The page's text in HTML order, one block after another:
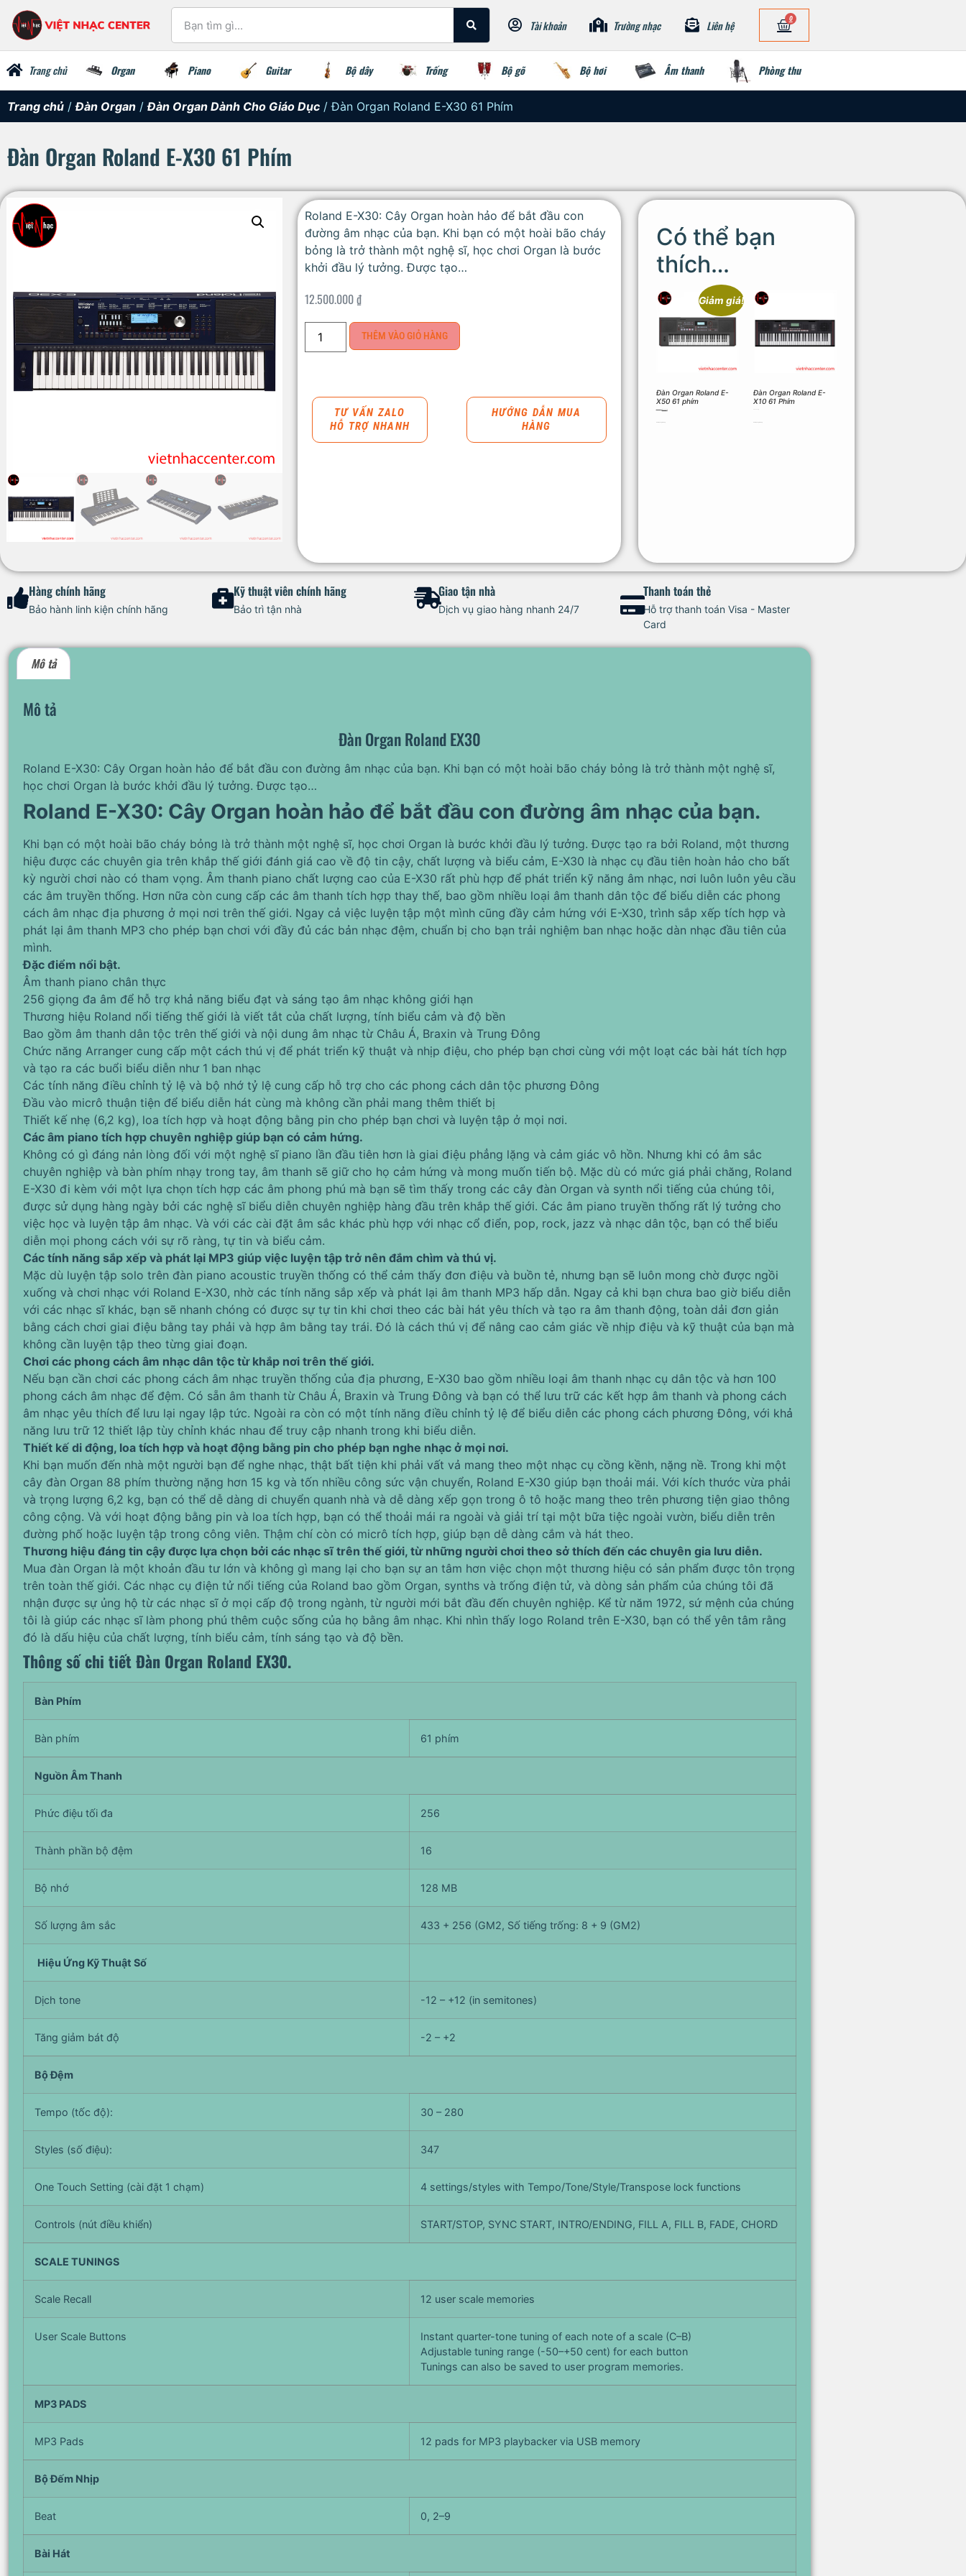
Tài khoản Trường nhạc Liên hệ 0
Trang chủ Organ Piano Guitar Bộ dây Trống Bộ gõ Bộ hơi Âm thanh Phòng thu
Trang chủ /Đàn Organ /Đàn Organ Dành Cho Giáo Dục / Đàn Organ Roland E-X30 61 Phím
Đàn Organ Roland E-X30 61 Phím
Roland E-X30: Cây Organ hoàn hảo để bắt đầu con
đường âm nhạc của bạn. Khi bạn có một hoài bão cháy
bỏng là trở thành một nghệ sĩ, học chơi Organ là bước
khởi đầu lý tưởng. Được tạo…
12.500.000₫
THÊM VÀO GIỎ HÀNG
TƯ VẤN ZALO
HỖ TRỢ NHANH
HƯỚNG DẪN MUA
HÀNG
Có thể bạn
thích…
Giảm giá!
Đàn Organ Roland E-
X50 61 phím
Đàn Organ Roland E-
X10 61 Phím
Hàng chính hãng
Bảo hành linh kiện chính hãng
Kỹ thuật viên chính hãng
Bảo trì tận nhà
Giao tận nhà
Dịch vụ giao hàng nhanh 24/7
Thanh toán thẻ
Hỗ trợ thanh toán Visa - Master
Card
Mô tả
Mô tả
Đàn Organ Roland EX30
Roland E-X30: Cây Organ hoàn hảo để bắt đầu con đường âm nhạc của bạn. Khi bạn có một hoài bão cháy bỏng là trở thành một nghệ sĩ,
học chơi Organ là bước khởi đầu lý tưởng. Được tạo…
Roland E-X30: Cây Organ hoàn hảo để bắt đầu con đường âm nhạc của bạn.
Khi bạn có một hoài bão cháy bỏng là trở thành một nghệ sĩ, học chơi Organ là bước khởi đầu lý tưởng. Được tạo ra bởi Roland, một thương
hiệu được các chuyên gia trên khắp thế giới đánh giá cao về độ tin cậy, chất lượng và biểu cảm, E-X30 là nhạc cụ đầu tiên hoàn hảo cho bất
kỳ người chơi nào có tham vọng. Âm thanh piano chất lượng cao của E-X30 rất phù hợp để phát triển kỹ năng âm nhạc, nơi luôn luôn yêu cầu
các âm truyền thống. Hơn nữa còn cung cấp các âm thanh tích hợp thay thế, bao gồm nhiều loại âm thanh dân tộc để biểu diễn các phong
cách âm nhạc địa phương ở mọi nơi trên thế giới. Ngay cả việc luyện tập một mình cũng đầy cảm hứng với E-X30, trình sắp xếp tích hợp và
phát lại âm thanh MP3 cho phép bạn chơi với đầy đủ các bản nhạc đệm, chuẩn bị cho bạn trải nghiệm ban nhạc hoặc dàn nhạc đầu tiên của
mình.
Đặc điểm nổi bật.
Âm thanh piano chân thực
256 giọng đa âm để hỗ trợ khả năng biểu đạt và sáng tạo âm nhạc không giới hạn
Thương hiệu Roland nổi tiếng thế giới là viết tắt của chất lượng, tính biểu cảm và độ bền
Bao gồm âm thanh dân tộc trên thế giới và nội dung âm nhạc từ Châu Á, Braxin và Trung Đông
Chức năng Arranger cung cấp một cách thú vị để phát triển kỹ thuật và nhịp điệu, cho phép bạn chơi cùng với một loạt các bài hát tích hợp
và tạo ra các buổi biểu diễn như 1 ban nhạc
Các tính năng điều chỉnh tỷ lệ và bộ nhớ tỷ lệ cung cấp hỗ trợ cho các phong cách dân tộc phương Đông
Đầu vào micrô thuận tiện để biểu diễn hát cùng mà không cần phải mang thêm thiết bị
Thiết kế nhẹ (6,2 kg), loa tích hợp và hoạt động bằng pin cho phép bạn chơi và luyện tập ở mọi nơi.
Các âm piano tích hợp chuyên nghiệp giúp bạn có cảm hứng.
Không có gì đáng nản lòng đối với một nghệ sĩ piano lần đầu tiên hơn là giai điệu phẳng lặng và cảm giác vô hồn. Nhưng khi có âm sắc
chuyên nghiệp và bàn phím nhạy trong tay, âm thanh sẽ giữ cho họ cảm hứng và mong muốn tiến bộ. Mặc dù có mức giá phải chăng, Roland
E-X30 đi kèm với một lựa chọn tích hợp các âm phong phú mà bạn sẽ tìm thấy trong các cây đàn Organ và synth nổi tiếng của chúng tôi,
được sử dụng hàng ngày bởi các nghệ sĩ biểu diễn chuyên nghiệp hàng đầu trên khắp thế giới. Các âm piano truyền thống rất lý tưởng cho
việc học và luyện tập âm nhạc. Và với các cài đặt âm sắc khác phù hợp với nhạc cổ điển, pop, rock, jazz và nhạc dân tộc, bạn có thể biểu
diễn mọi phong cách với sự rõ ràng, tự tin và biểu cảm.
Các tính năng sắp xếp và phát lại MP3 giúp việc luyện tập trở nên đắm chìm và thú vị.
Mặc dù luyện tập solo trên đàn piano acoustic truyền thống có thể cảm thấy đơn điệu và buồn tẻ, nhưng bạn sẽ luôn mong chờ được ngồi
xuống và chơi nhạc với Roland E-X30, nhờ các tính năng sắp xếp và phát lại âm thanh MP3 hấp dẫn. Ngay cả khi bạn chưa bao giờ biểu diễn
với các nhạc sĩ khác, bạn sẽ nhanh chóng có được sự tự tin khi chơi theo các bài hát yêu thích và tạo ra âm thanh động, toàn dải đơn giản
bằng cách chơi giai điệu bằng tay phải và hợp âm bằng tay trái. Đó là cách thú vị để nâng cao cảm giác về nhịp điệu và kỹ thuật của bạn mà
không cần luyện tập theo từng giai đoạn.
Chơi các phong cách âm nhạc dân tộc từ khắp nơi trên thế giới.
Nếu bạn cần chơi các phong cách âm nhạc truyền thống của địa phương, E-X30 bao gồm nhiều loại âm thanh nhạc cụ dân tộc và hơn 100
phong cách âm nhạc để đệm. Có sẵn âm thanh từ Châu Á, Braxin và Trung Đông và bạn có thể lưu trữ các kết hợp âm thanh và phong cách
âm nhạc yêu thích để lưu lại ngay lập tức. Ngoài ra còn có một tính năng điều chỉnh tỷ lệ để biểu diễn các phong cách phương Đông, với khả
năng lưu trữ 12 thiết lập tùy chỉnh khác nhau để truy cập nhanh trong khi biểu diễn.
Thiết kế di động, loa tích hợp và hoạt động bằng pin cho phép bạn nghe nhạc ở mọi nơi.
Khi bạn muốn đến nhà một người bạn để nghe nhạc, thật bất tiện khi phải vất vả mang theo một nhạc cụ cồng kềnh, nặng nề. Trong khi một
cây đàn Organ 88 phím thường nặng hơn 15 kg và tốn nhiều công sức vận chuyển, Roland E-X30 giúp bạn thoải mái. Với kích thước vừa phải
và trọng lượng 6,2 kg, bạn có thể dễ dàng di chuyển quanh nhà và dễ dàng xếp gọn trong ô tô hoặc mang theo trên phương tiện giao thông
công cộng. Và với hoạt động bằng pin và loa tích hợp, bạn có thể thoải mái ra ngoài và giải trí tại một bữa tiệc ngoài vườn, biểu diễn trên
đường phố hoặc luyện tập trong công viên. Thậm chí còn có micrô tích hợp, giúp bạn dễ dàng cắm và hát theo.
Thương hiệu đáng tin cậy được lựa chọn bởi các nhạc sĩ trên thế giới, từ những người chơi theo sở thích đến các chuyên gia lưu diễn.
Mua đàn Organ là một khoản đầu tư lớn và không gì mang lại cho bạn sự an tâm hơn việc chọn một thương hiệu có sản phẩm được tôn trọng
trên toàn thế giới. Các nhạc cụ điện tử nổi tiếng của Roland bao gồm Organ, synths và trống điện tử, và dòng sản phẩm của chúng tôi đã
nhận được sự ủng hộ từ các nhạc sĩ ở mọi cấp độ trong ngành, từ người mới bắt đầu đến chuyên nghiệp. Kể từ năm 1972, sứ mệnh của chúng
tôi là giúp các nhạc sĩ làm phong phú thêm cuộc sống của họ bằng âm nhạc. Khi nhìn thấy logo Roland trên E-X30, bạn có thể yên tâm rằng
đó là dấu hiệu của chất lượng, tính biểu cảm, tính sáng tạo và độ bền.
Thông số chi tiết Đàn Organ Roland EX30.
Bàn Phím
Bàn phím 61 phím
Nguồn Âm Thanh
Phức điệu tối đa 256
Thành phần bộ đệm 16
Bộ nhớ 128 MB
Số lượng âm sắc 433 + 256 (GM2, Số tiếng trống: 8 + 9 (GM2)
Hiệu Ứng Kỹ Thuật Số
Dịch tone -12 – +12 (in semitones)
Tăng giảm bát độ -2 – +2
Bộ Đệm
Tempo (tốc độ): 30 – 280
Styles (số điệu): 347
One Touch Setting (cài đặt 1 chạm) 4 settings/styles with Tempo/Tone/Style/Transpose lock functions
Controls (nút điều khiển) START/STOP, SYNC START, INTRO/ENDING, FILL A, FILL B, FADE, CHORD
SCALE TUNINGS
Scale Recall 12 user scale memories
User Scale Buttons
Instant quarter-tone tuning of each note of a scale (C–B)
Adjustable tuning range (-50–+50 cent) for each button
Tunings can also be saved to user program memories.
MP3 PADS
MP3 Pads 12 pads for MP3 playbacker via USB memory
Bộ Đếm Nhịp
Beat 0, 2–9
Bài Hát